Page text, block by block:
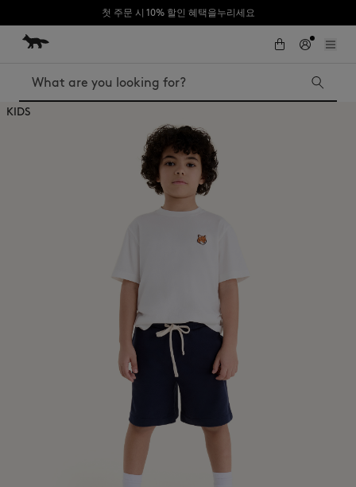
첫 주문 시 10% 할인 혜택을누리세요
Skip to Content
Skip to Footer
Search
KIDS